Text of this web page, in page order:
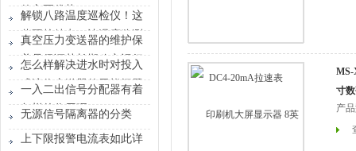
的主要优势
解锁八路温度巡检仪！这
些硬核特点，让温度监测
效率翻倍
真空压力变送器的维护保
养是保证其长期稳定运行
的关键
怎么样解决进水时对投入
式液位变送器的干扰问题
一入二出信号分配器有着
怎样的作用呢？
无源信号隔离器的分类
上下限报警电流表如此详
MS-
寸
产